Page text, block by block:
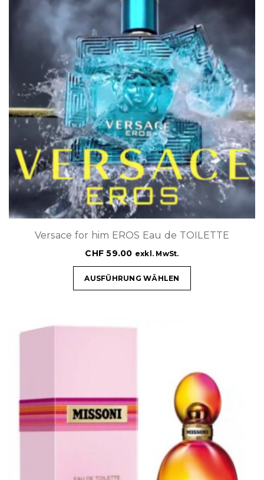
Versace for him EROS Eau de TOILETTE
CHF 59.00 exkl. MwSt.
AUSFÜHRUNG WÄHLEN